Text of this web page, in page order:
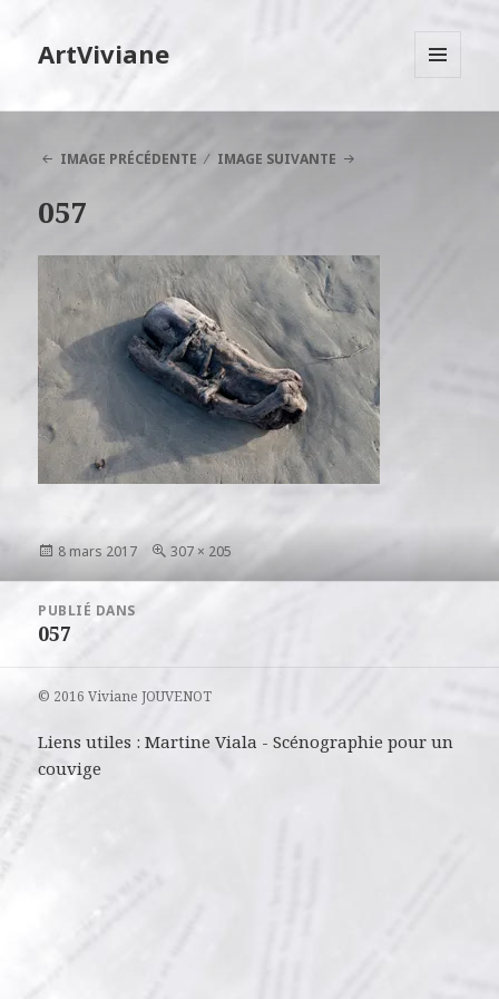
ArtViviane
IMAGE PRÉCÉDENTE
IMAGE SUIVANTE
057
Publié
8 mars 2017
Taille
307 × 205
l’article
PUBLIÉ DANS
057
© 2016 Viviane JOUVENOT
Liens utiles :Martine Viala -Scénographie pour un
couvige